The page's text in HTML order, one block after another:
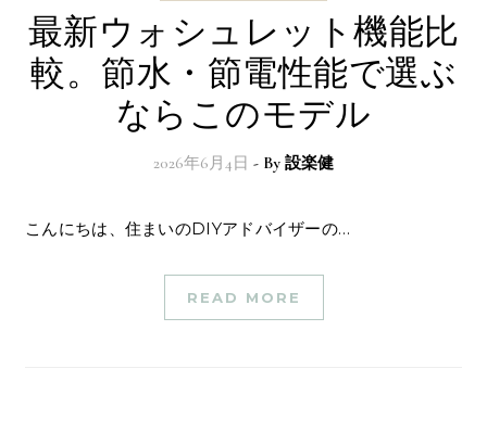
最新ウォシュレット機能比
較。節水・節電性能で選ぶ
ならこのモデル
2026年6月4日 - By 設楽健
こんにちは、住まいのDIYアドバイザーの…
READ MORE